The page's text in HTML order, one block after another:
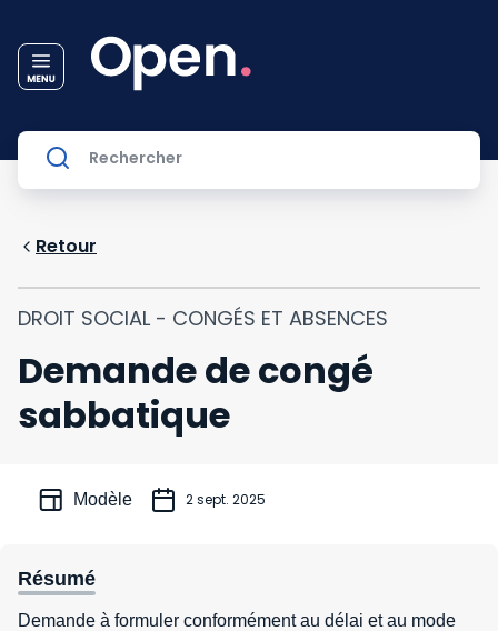
Retour
DROIT SOCIAL - CONGÉS ET ABSENCES
Demande de congé
sabbatique
Modèle 2 sept. 2025
Résumé
Demande à formuler conformément au délai et au mode